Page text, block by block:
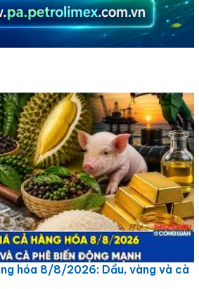
hóa 8/8/2026: Dầu, vàng và cà